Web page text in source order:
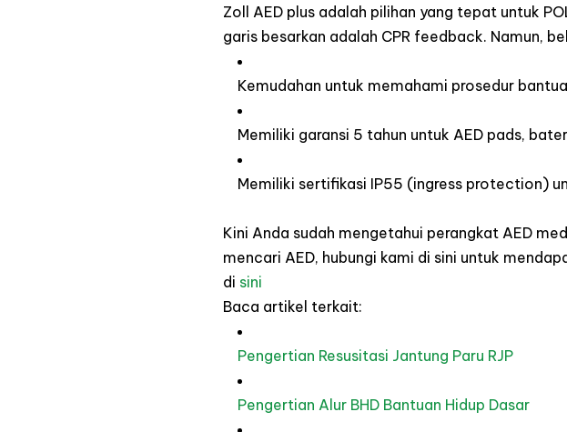
Zoll AED plus adalah pilihan yang tepat untuk
garis besarkan adalah CPR feedback. Namun,
Kemudahan untuk memahami prosedur
Memiliki garansi 5 tahun untuk AED pads,
Memiliki sertifikasi IP55 (ingress protection)
Kini Anda sudah mengetahui perangkat AED
mencari AED, hubungi kami di sini untuk
di sini
Baca artikel terkait:
Pengertian Resusitasi Jantung Paru RJP
Pengertian Alur BHD Bantuan Hidup Dasar